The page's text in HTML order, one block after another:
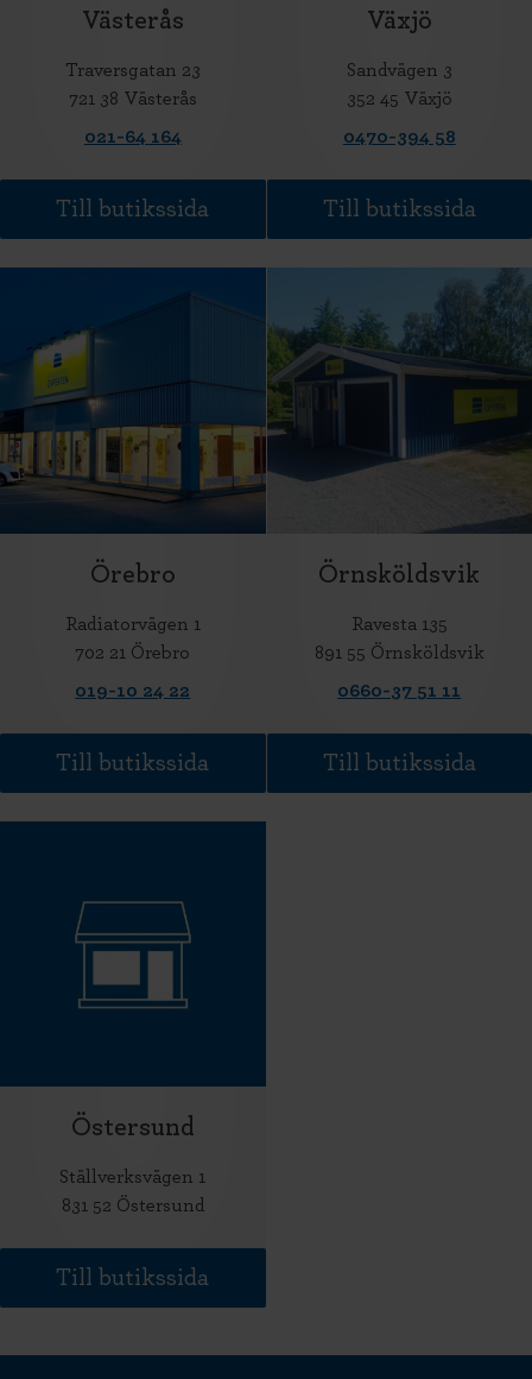
Västerås
Traversgatan 23
721 38 Västerås
021-64 164
Till butikssida
Växjö
Sandvägen 3
352 45 Växjö
0470-394 58
Till butikssida
Örebro
Radiatorvägen 1
702 21 Örebro
019-10 24 22
Till butikssida
Örnsköldsvik
Ravesta 135
891 55 Örnsköldsvik
0660-37 51 11
Till butikssida
Östersund
Ställverksvägen 1
831 52 Östersund
Till butikssida